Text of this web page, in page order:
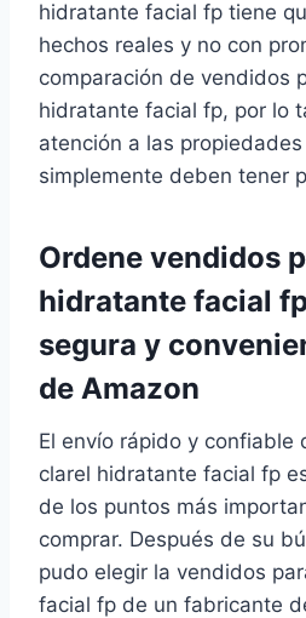
hidratante facial fp tiene
hechos reales y no con
comparación de vendidos
hidratante facial fp, por lo
atención a las
simplemente deben tener
Ordene vendidos
hidratante facial
segura y
de Amazon
El envío rápido y confiable
clarel hidratante facial fp
de los puntos más
comprar. Después de su
pudo elegir la vendidos
facial fp de un fabricante